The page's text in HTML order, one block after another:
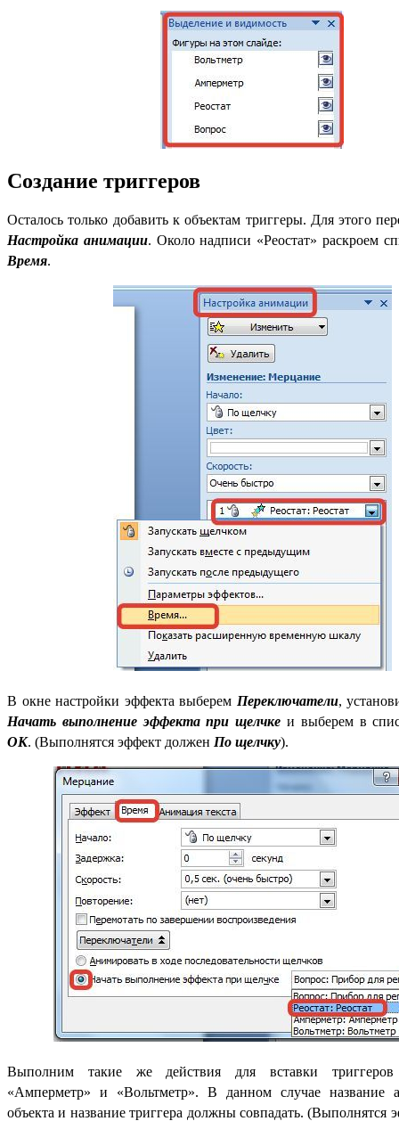
Создание триггеров
Осталось только добавить к объектам триггеры. Для этого
Настройка анимации. Около надписи «Реостат» раскроем
Время.
В окне настройки эффекта выберем Переключатели,
Начать выполнение эффекта при щелчке и выберем в
ОК. (Выполнятся эффект должен По щелчку).
Выполним такие же действия для вставки триггеров
«Амперметр» и «Вольтметр». В данном случае название
объекта и название триггера должны совпадать.